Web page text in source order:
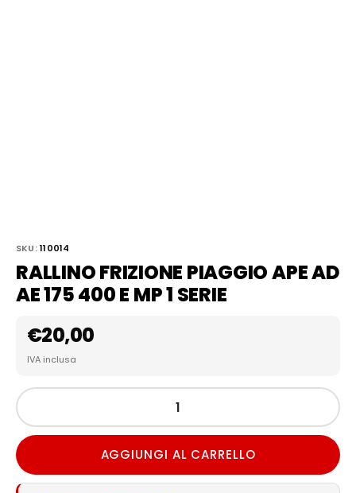
SKU: 110014
RALLINO FRIZIONE PIAGGIO APE AD
AE 175 400 E MP 1 SERIE
€20,00
IVA inclusa
AGGIUNGI AL CARRELLO